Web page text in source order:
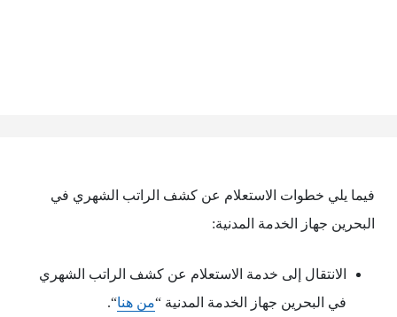
فيما يلي خطوات الاستعلام عن كشف الراتب الشهري في
البحرين جهاز الخدمة المدنية:
الانتقال إلى خدمة الاستعلام عن كشف الراتب الشهري
في البحرين جهاز الخدمة المدنية “من هنا“.